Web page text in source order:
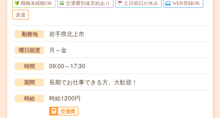
職種未経験OK 交通費別途支給あり 土日祝日が休み WEB登録OK
派遣
勤務地 岩手県北上市
曜日頻度 月～金
時間 09:00～17:30
期間 長期でお仕事できる方、大歓迎！
時給 時給1200円
交通費